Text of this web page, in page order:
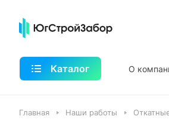
Каталог О
Главная Наши работы